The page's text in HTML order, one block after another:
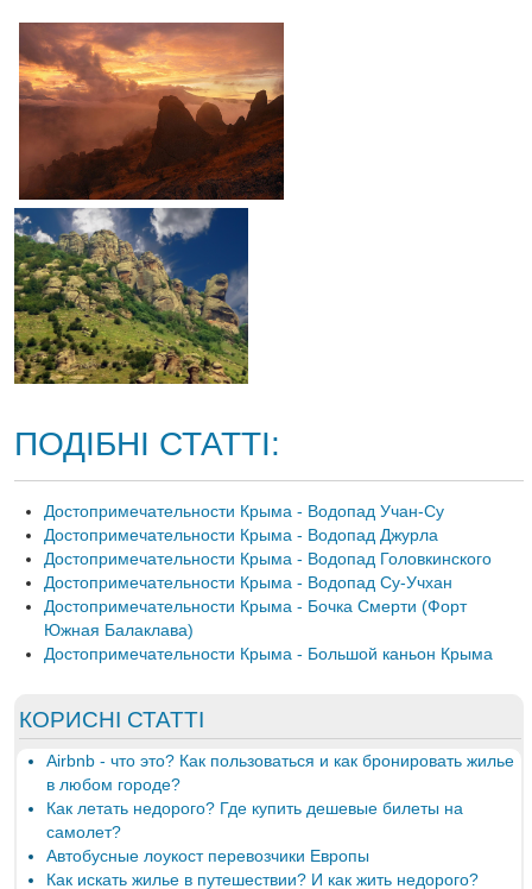
ПОДІБНІ СТАТТІ:
Достопримечательности Крыма - Водопад Учан-Су
Достопримечательности Крыма - Водопад Джурла
Достопримечательности Крыма - Водопад Головкинского
Достопримечательности Крыма - Водопад Су-Учхан
Достопримечательности Крыма - Бочка Смерти (Форт
Южная Балаклава)
Достопримечательности Крыма - Большой каньон Крыма
КОРИСНІ СТАТТІ
Airbnb - что это? Как пользоваться и как бронировать жилье
в любом городе?
Как летать недорого? Где купить дешевые билеты на
самолет?
Автобусные лоукост перевозчики Европы
Как искать жилье в путешествии? И как жить недорого?